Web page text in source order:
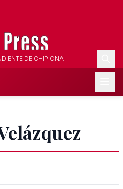
DE CHIPIONA